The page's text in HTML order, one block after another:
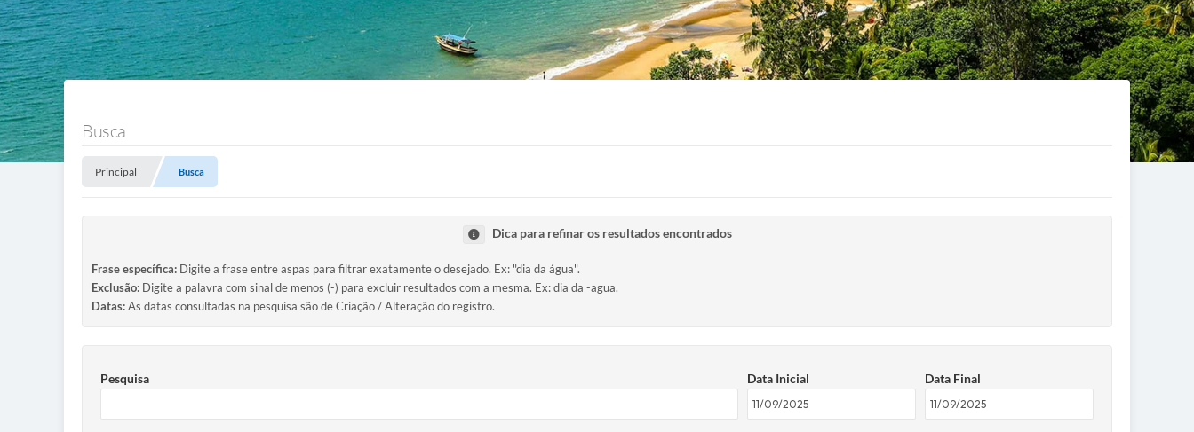
Busca
Principal Busca
Dica para refinar os resultados encontrados
Frase específica: Digite a frase entre aspas para filtrar exatamente o desejado. Ex: "dia da água".
Exclusão: Digite a palavra com sinal de menos (-) para excluir resultados com a mesma. Ex: dia da -agua.
Datas:As datas consultadas na pesquisa são de Criação / Alteração do registro.
Pesquisa Data Inicial Data Final